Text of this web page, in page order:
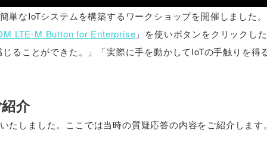
なIoTシステムを構築するワークショップを開催しました。
LTE-M Button for Enterprise 」を使いボタンをクリックし
ることができた。」「実際に手を動かしてIoTの手触りを得
介
しました。ここでは当時の質疑応答の内容をご紹介します。